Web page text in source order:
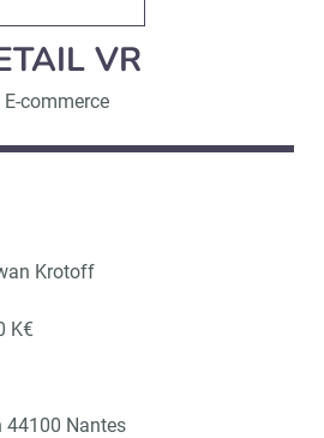
VR
E-commerce
Krotoff
K€
44100 Nantes